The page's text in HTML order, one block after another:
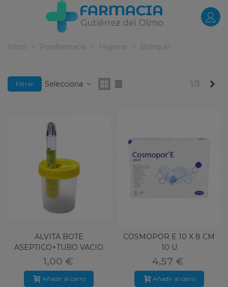
Inicio > Parafarmacia > Higiene > Botiquin
Filtrar Selecciona 1/3
ALVITA BOTE
ASEPTICO+TUBO VACIO
ESTERIL
1,00 €
Añadir al carro
COSMOPOR E 10 X 8 CM
10 U
4,57 €
Añadir al carro